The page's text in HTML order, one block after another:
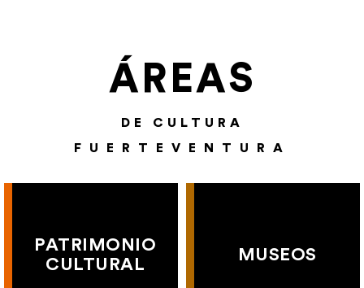
ÁREAS
DE CULTURA
FUERTEVENTURA
PATRIMONIO
CULTURAL
MUSEOS